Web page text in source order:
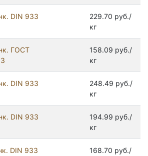
DIN 933
229.70 руб./
кг
ГОСТ
158.09 руб./
кг
DIN 933
248.49 руб./
кг
DIN 933
194.99 руб./
кг
DIN 933
168.70 руб./